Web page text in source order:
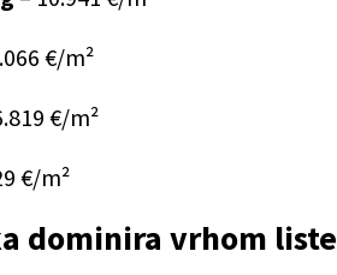
€/m²
€/m²
€/m²
dominira vrhom liste